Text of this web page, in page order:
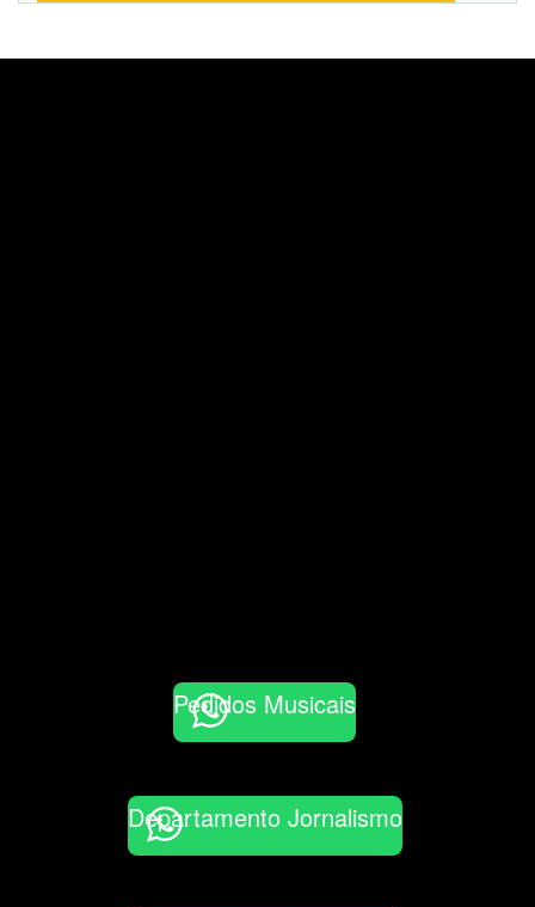
Pedidos Musicais
Departamento Jornalismo